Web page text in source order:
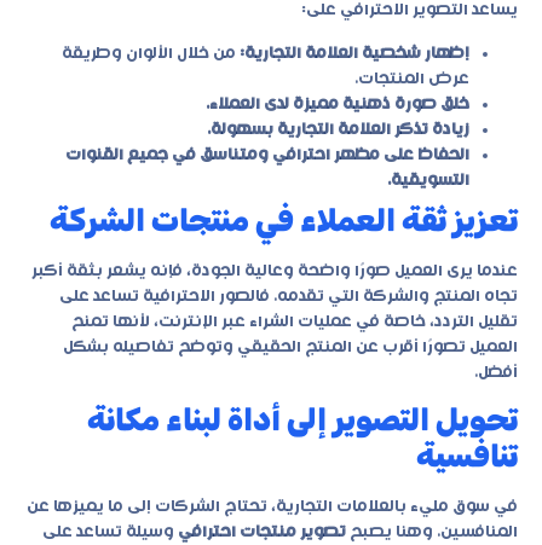
يساعد التصوير الاحترافي على:
إظهار شخصية العلامة التجارية: من خلال الألوان وطريقة
عرض المنتجات.
خلق صورة ذهنية مميزة لدى العملاء.
زيادة تذكر العلامة التجارية بسهولة.
الحفاظ على مظهر احترافي ومتناسق في جميع القنوات
التسويقية.
تعزيز ثقة العملاء في منتجات الشركة
عندما يرى العميل صورًا واضحة وعالية الجودة، فإنه يشعر بثقة أكبر
تجاه المنتج والشركة التي تقدمه. فالصور الاحترافية تساعد على
تقليل التردد، خاصة في عمليات الشراء عبر الإنترنت، لأنها تمنح
العميل تصورًا أقرب عن المنتج الحقيقي وتوضح تفاصيله بشكل
أفضل.
تحويل التصوير إلى أداة لبناء مكانة
تنافسية
في سوق مليء بالعلامات التجارية، تحتاج الشركات إلى ما يميزها عن
المنافسين. وهنا يصبح تصوير منتجات احترافي وسيلة تساعد على